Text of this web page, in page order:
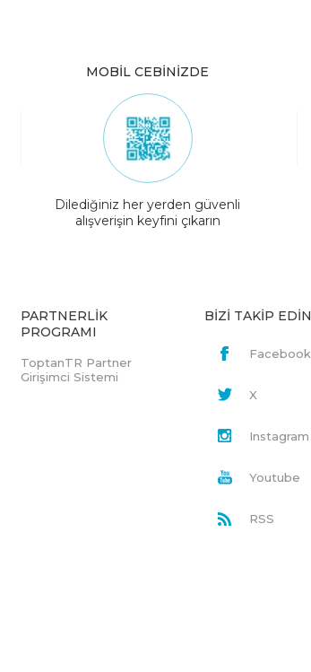
MOBİL CEBİNİZDE
Dilediğiniz her yerden güvenli
alışverişin keyfini çıkarın
PARTNERLIK
PROGRAMI
ToptanTR Partner
Girişimci Sistemi
BİZİ TAKİP EDİN
Facebook
X
Instagram
Youtube
RSS